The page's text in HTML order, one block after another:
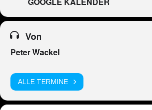
Von
Peter Wackel
ALLE TERMINE